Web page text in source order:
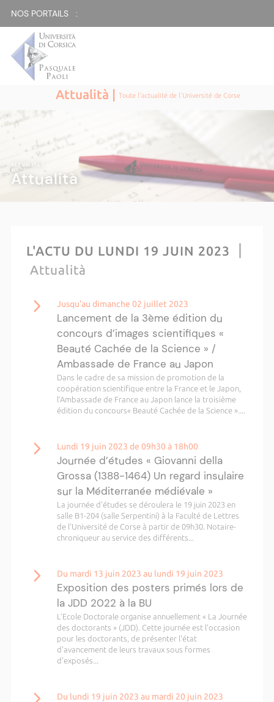
NOS PORTAILS :
Attualità |Toute l'actualité de l'Université de Corse
ATTUALITÀ |
Attualità
L'ACTU DU LUNDI 19 JUIN 2023
Attualità
Jusqu'au dimanche 02 juillet 2023
Lancement de la 3ème édition du
concours d’images scientifiques «
Beauté Cachée de la Science » /
Ambassade de France au Japon
Dans le cadre de sa mission de promotion de la
coopération scientifique entre la France et le Japon,
l’Ambassade de France au Japon lance la troisième
édition du concours« Beauté Cachée de la Science »....
Lundi 19 juin 2023 de 09h30 à 18h00
Journée d’études « Giovanni della
Grossa (1388-1464) Un regard insulaire
sur la Méditerranée médiévale »
La journée d'études se déroulera le 19 juin 2023 en
salle B1-204 (salle Serpentini) à la Faculté de Lettres
de l'Université de Corse à partir de 09h30. Notaire-
chroniqueur au service des différents...
Du mardi 13 juin 2023 au lundi 19 juin 2023
Exposition des posters primés lors de
la JDD 2022 à la BU
L’Ecole Doctorale organise annuellement « La Journée
des doctorants » (JDD). Cette journée est l’occasion
pour les doctorants, de présenter l'état
d'avancement de leurs travaux sous formes
d'exposés...
Du lundi 19 juin 2023 au mardi 20 juin 2023